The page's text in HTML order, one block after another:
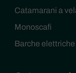
Catamarani a
Monoscafi
Barche elettriche